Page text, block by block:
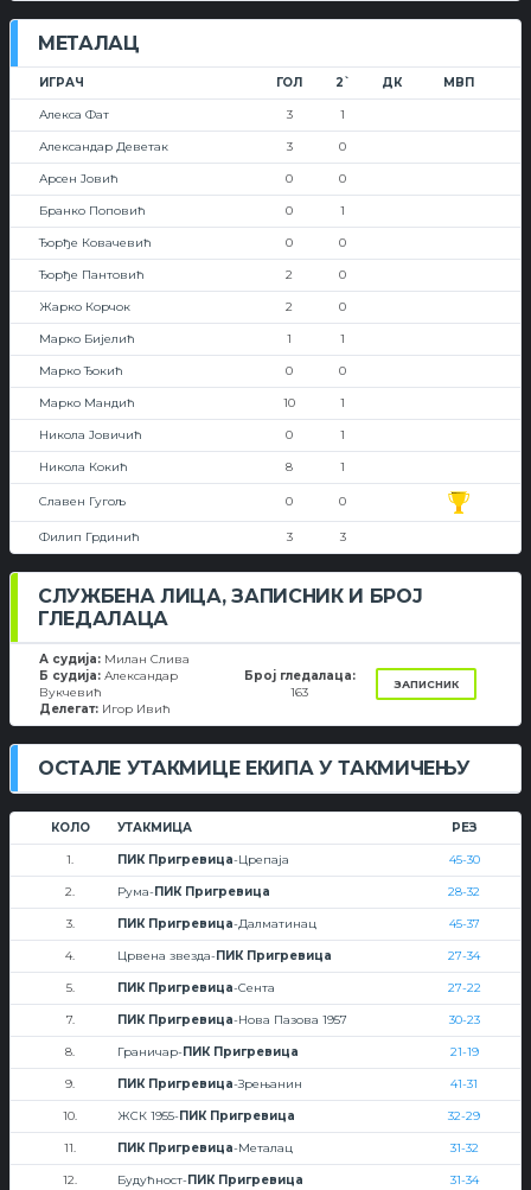
МЕТАЛАЦ
ИГРАЧ ГОЛ 2` ДК МВП
Алекса Фат 3 1
Александар Деветак 3 0
Арсен Јовић 0 0
Бранко Поповић 0 1
Ђорђе Ковачевић 0 0
Ђорђе Пантовић 2 0
Жарко Корчок 2 0
Марко Бијелић 1 1
Марко Ђокић 0 0
Марко Мандић 10 1
Никола Јовичић 0 1
Никола Кокић 8 1
Славен Гугољ 0 0
Филип Грдинић 3 3
СЛУЖБЕНА ЛИЦА, ЗАПИСНИК И БРОЈ
ГЛЕДАЛАЦА
А судија: Милан Слива
Б судија: Александар
Вукчевић
Делегат: Игор Ивић
Број гледалаца:
163
ЗАПИСНИК
ОСТАЛЕ УТАКМИЦЕ ЕКИПА У ТАКМИЧЕЊУ
КОЛО УТАКМИЦА РЕЗ
1. ПИК Пригревица-Црепаја 45-30
2. Рума-ПИК Пригревица 28-32
3. ПИК Пригревица-Далматинац 45-37
4. Црвена звезда-ПИК Пригревица 27-34
5. ПИК Пригревица-Сента 27-22
7. ПИК Пригревица-Нова Пазова 1957 30-23
8. Граничар-ПИК Пригревица 21-19
9. ПИК Пригревица-Зрењанин 41-31
10. ЖСК 1955-ПИК Пригревица 32-29
11. ПИК Пригревица-Металац 31-32
12. Будућност-ПИК Пригревица 31-34